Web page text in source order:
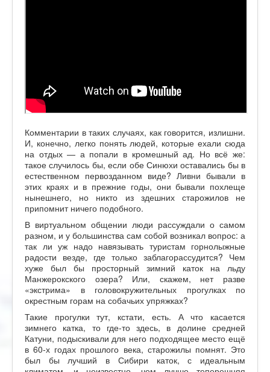
Комментарии в таких случаях, как говорится, излишни.
И, конечно, легко понять людей, которые ехали сюда
на отдых — а попали в кромешный ад. Но всё же:
такое случилось бы, если обе Синюхи оставались бы в
естественном первозданном виде? Ливни бывали в
этих краях и в прежние годы, они бывали похлеще
нынешнего, но никто из здешних старожилов не
припомнит ничего подобного.
В виртуальном общении люди рассуждали о самом
разном, и у большинства сам собой возникал вопрос: а
так ли уж надо навязывать туристам горнолыжные
радости везде, где только заблагорассудится? Чем
хуже был бы просторный зимний каток на льду
Манжерокского озера? Или, скажем, нет разве
«экстрима» в головокружительных прогулках по
окрестным горам на собачьих упряжках?
Такие прогулки тут, кстати, есть. А что касается
зимнего катка, то где-то здесь, в долине средней
Катуни, подыскивали для него подходящее место ещё
в 60-х годах прошлого века, старожилы помнят. Это
был бы лучший в Сибири каток, с идеальным